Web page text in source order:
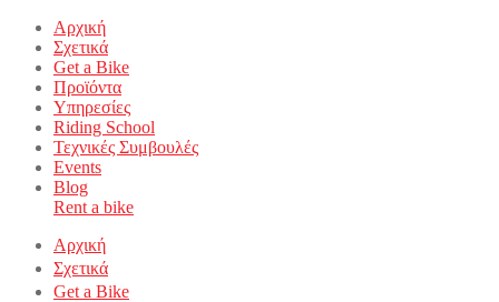
Αρχική
Σχετικά
Get a Bike
Προϊόντα
Υπηρεσίες
Riding School
Τεχνικές Συμβουλές
Events
Blog
Rent a bike
Αρχική
Σχετικά
Get a Bike